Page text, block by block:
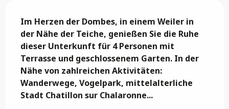
Im Herzen der Dombes, in einem Weiler in
der Nähe der Teiche, genießen Sie die Ruhe
dieser Unterkunft für 4 Personen mit
Terrasse und geschlossenem Garten. In der
Nähe von zahlreichen Aktivitäten:
Wanderwege, Vogelpark, mittelalterliche
Stadt Chatillon sur Chalaronne...